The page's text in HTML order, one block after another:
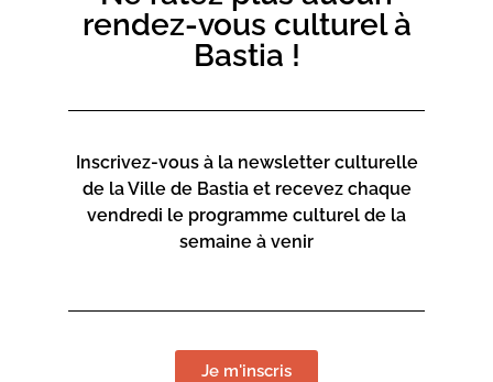
Sur inscription au 04 95 55 96 71 ou par mail à
casadiescenze@bastia.corsica
rendez-vous culturel à
Bastia !
Inscrivez-vous à la newsletter culturelle
de la Ville de Bastia et recevez chaque
vendredi le programme culturel de la
semaine à venir
Je m'inscris